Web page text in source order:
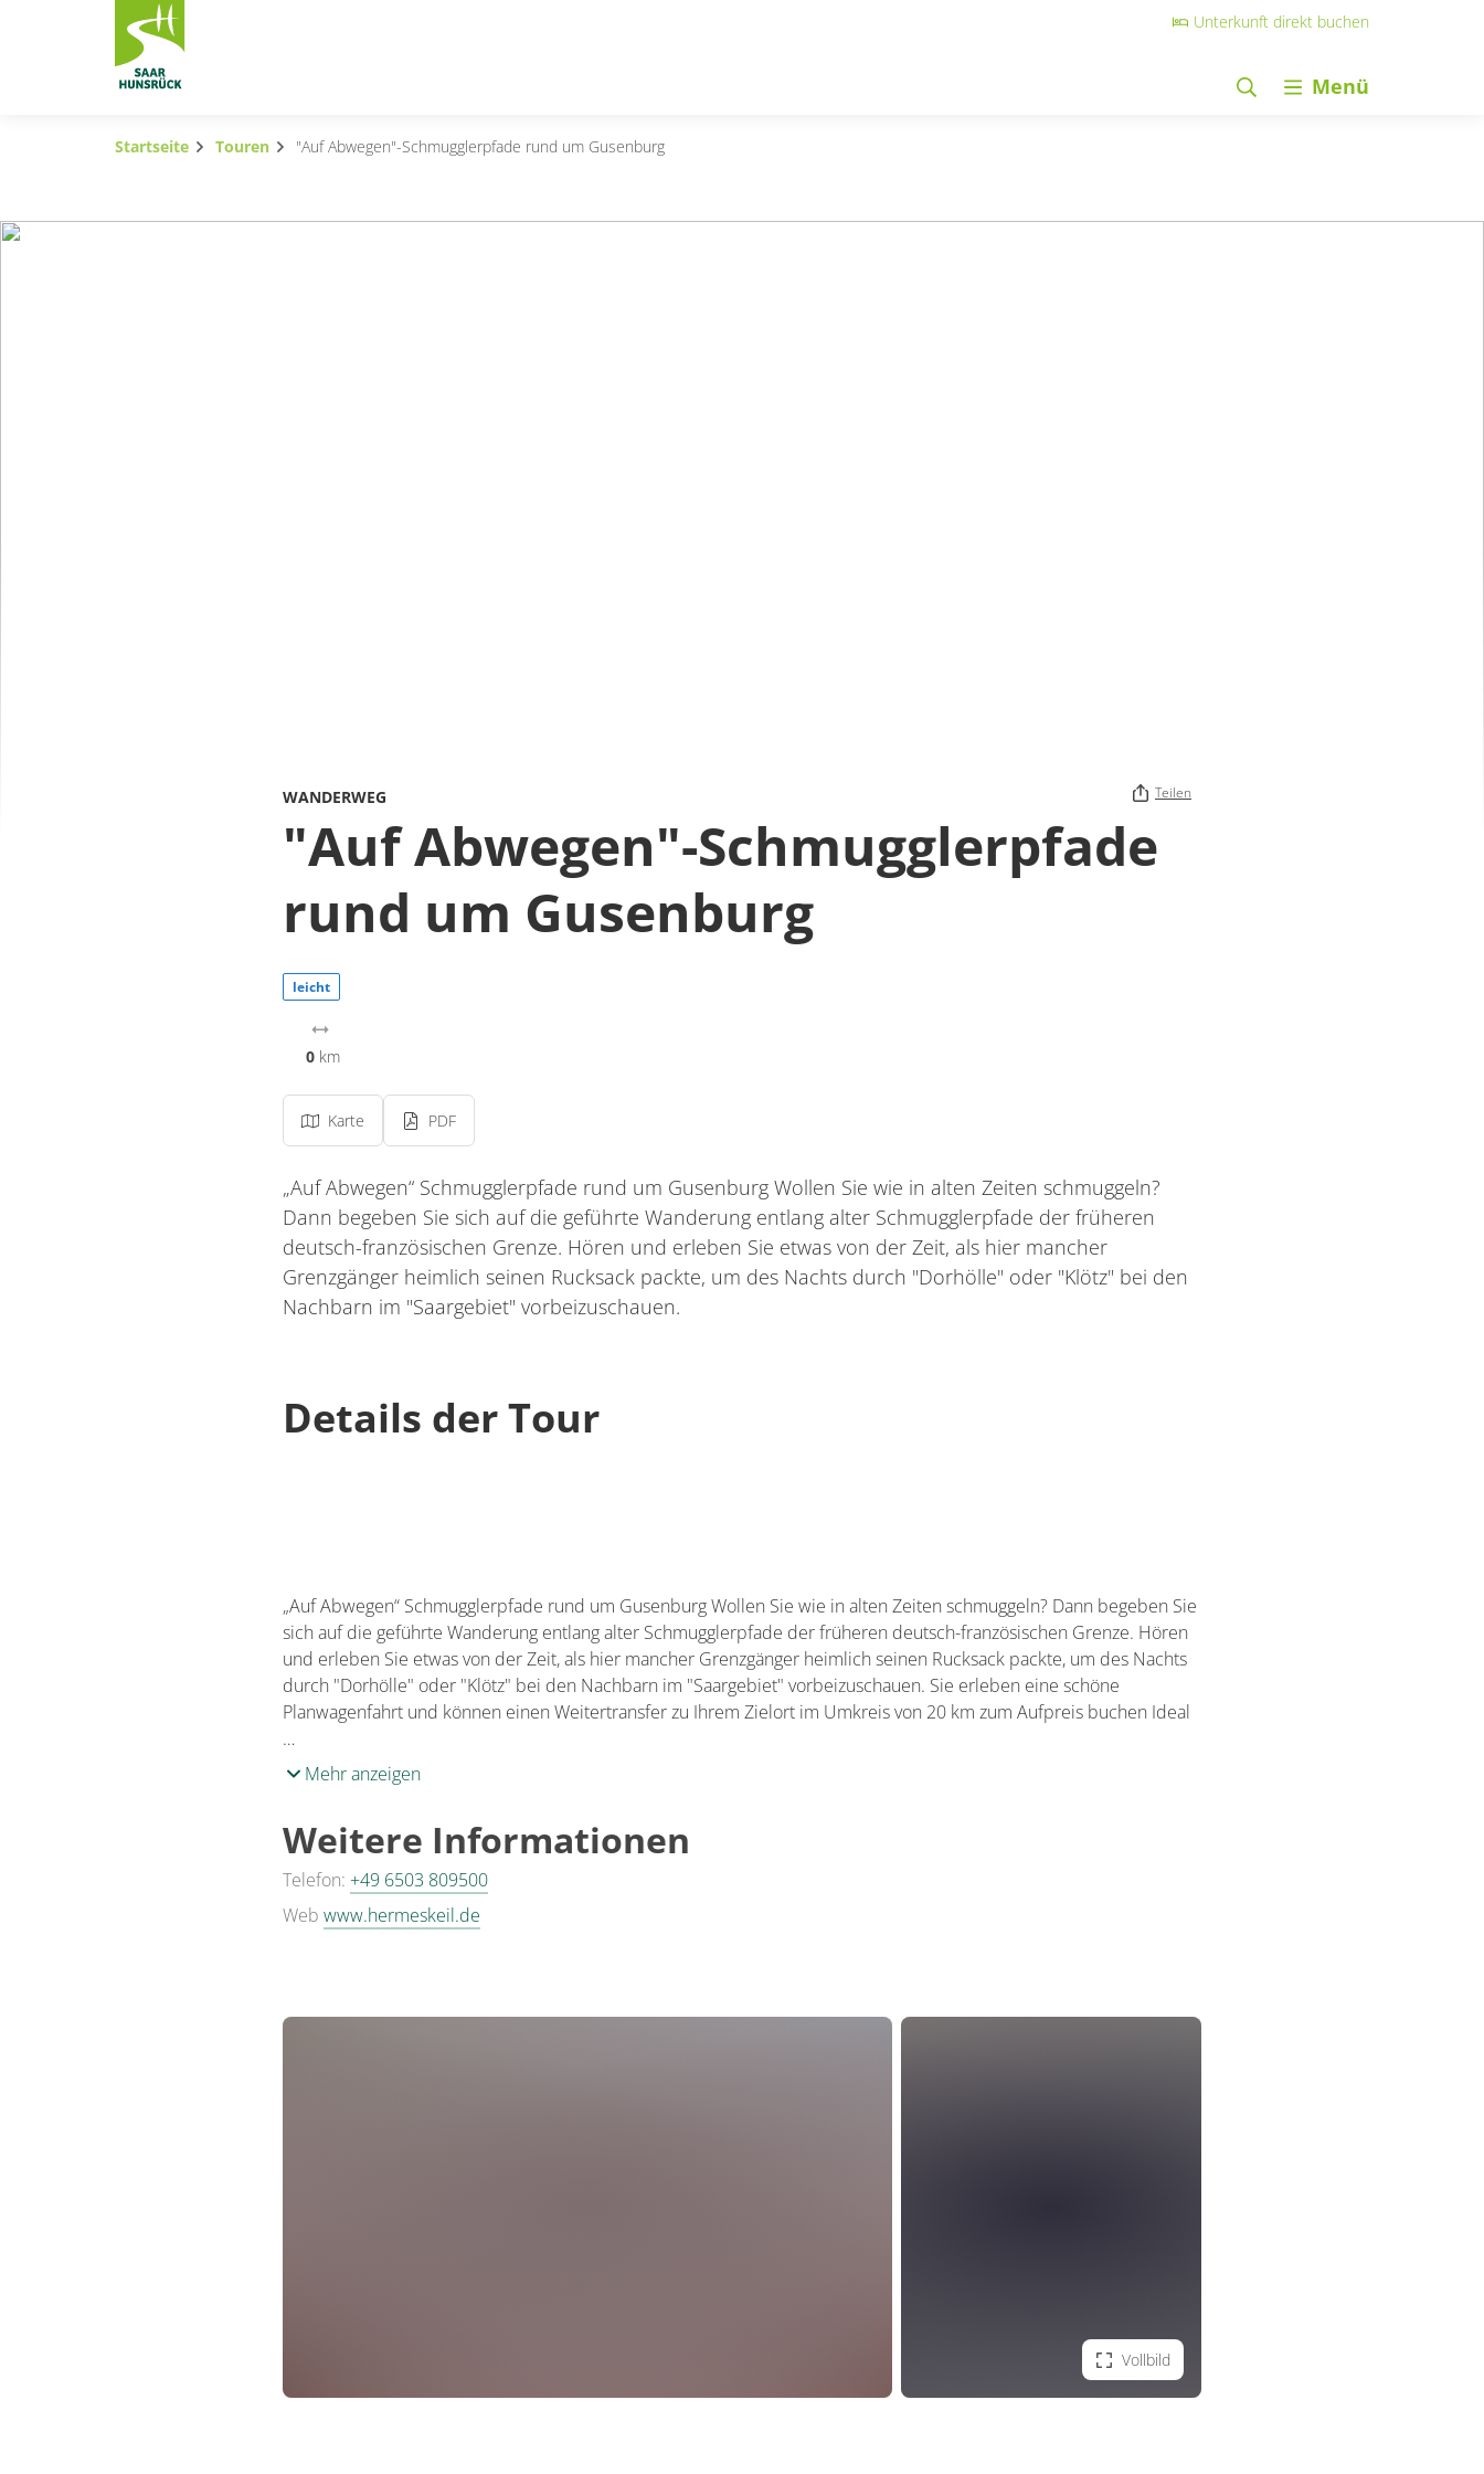
Zum Hauptinhalt springen
Unterkunft direkt buchen
Menü
Subnavigation umschalten
Startseite Touren "Auf Abwegen"-Schmugglerpfade rund um Gusenburg
WANDERWEG Teilen
"Auf Abwegen"-Schmugglerpfade
rund um Gusenburg
leicht
0 km
Karte PDF
„Auf Abwegen“ Schmugglerpfade rund um Gusenburg Wollen Sie wie in alten Zeiten schmuggeln?
Dann begeben Sie sich auf die geführte Wanderung entlang alter Schmugglerpfade der früheren
deutsch-französischen Grenze. Hören und erleben Sie etwas von der Zeit, als hier mancher
Grenzgänger heimlich seinen Rucksack packte, um des Nachts durch "Dorhölle" oder "Klötz" bei den
Nachbarn im "Saargebiet" vorbeizuschauen.
Details der Tour
„Auf Abwegen“ Schmugglerpfade rund um Gusenburg Wollen Sie wie in alten Zeiten schmuggeln? Dann begeben Sie
sich auf die geführte Wanderung entlang alter Schmugglerpfade der früheren deutsch-französischen Grenze. Hören
und erleben Sie etwas von der Zeit, als hier mancher Grenzgänger heimlich seinen Rucksack packte, um des Nachts
durch "Dorhölle" oder "Klötz" bei den Nachbarn im "Saargebiet" vorbeizuschauen. Sie erleben eine schöne
Planwagenfahrt und können einen Weitertransfer zu Ihrem Zielort im Umkreis von 20 km zum Aufpreis buchen Ideal
…
Mehr anzeigen
Weitere Informationen
Telefon: +49 6503 809500
Web www.hermeskeil.de
Vollbild